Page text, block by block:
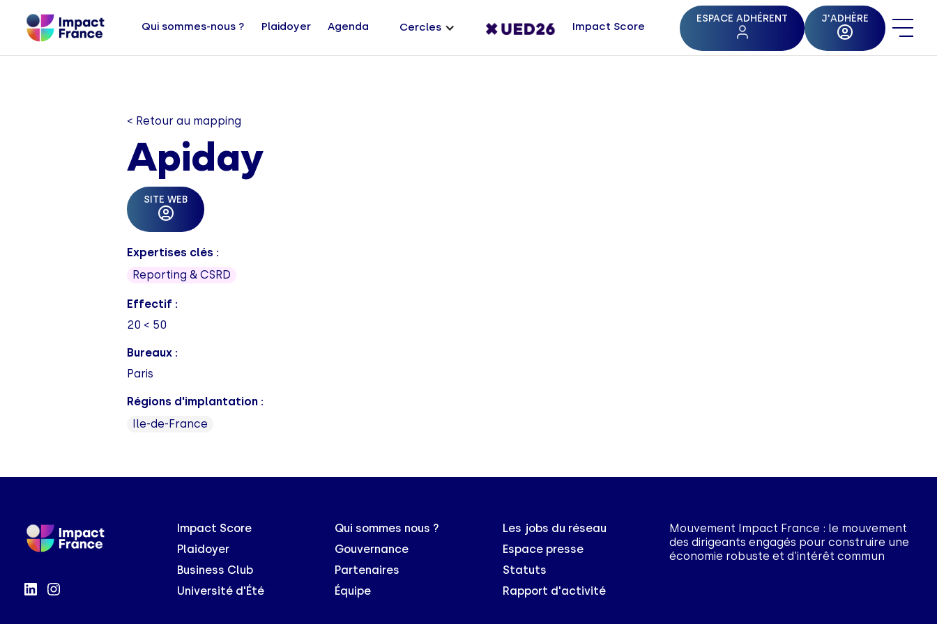
Qui sommes-nous ? Plaidoyer Agenda Cercles Impact Score
ESPACE ADHÉRENT J'ADHÈRE
< Retour au mapping
Apiday
SITE WEB
Expertises clés :
Reporting & CSRD
Effectif :
20 < 50
Bureaux :
Paris
Régions d'implantation :
Ile-de-France
Impact Score
Plaidoyer
Business Club
Université d'Été
Qui sommes nous ?
Gouvernance
Partenaires
Équipe
Les jobs du réseau
Espace presse
Statuts
Rapport d'activité
Mouvement Impact France : le mouvement
des dirigeants engagés pour construire une
économie robuste et d'intérêt commun